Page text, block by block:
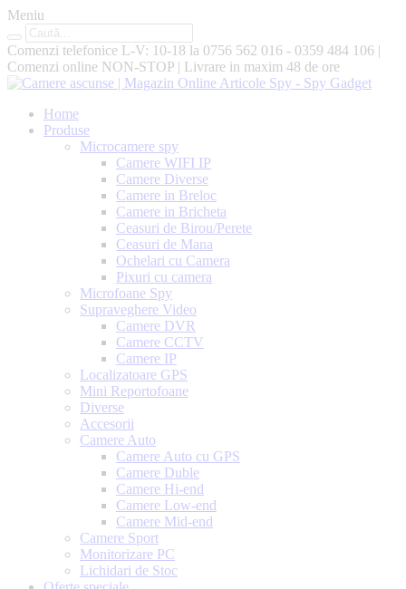
Meniu
Comenzi telefonice L-V: 10-18 la 0756 562 016 - 0359 484 106 |
Comenzi online NON-STOP | Livrare in maxim 48 de ore
Home
Produse
Microcamere spy
Camere WIFI IP
Camere Diverse
Camere in Breloc
Camere in Bricheta
Ceasuri de Birou/Perete
Ceasuri de Mana
Ochelari cu Camera
Pixuri cu camera
Microfoane Spy
Supraveghere Video
Camere DVR
Camere CCTV
Camere IP
Localizatoare GPS
Mini Reportofoane
Diverse
Accesorii
Camere Auto
Camere Auto cu GPS
Camere Duble
Camere Hi-end
Camere Low-end
Camere Mid-end
Camere Sport
Monitorizare PC
Lichidari de Stoc